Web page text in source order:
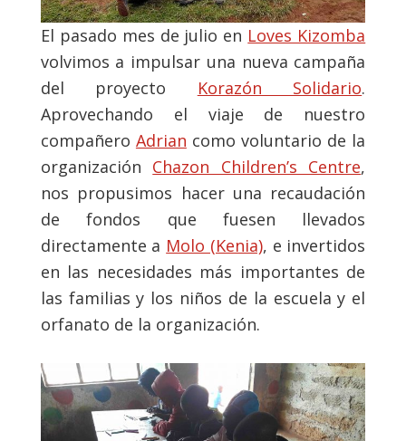
El pasado mes de julio en Loves Kizomba
volvimos a impulsar una nueva campaña
del proyecto Korazón Solidario.
Aprovechando el viaje de nuestro
compañero Adrian como voluntario de la
organización Chazon Children’s Centre,
nos propusimos hacer una recaudación
de fondos que fuesen llevados
directamente a Molo (Kenia), e invertidos
en las necesidades más importantes de
las familias y los niños de la escuela y el
orfanato de la organización.